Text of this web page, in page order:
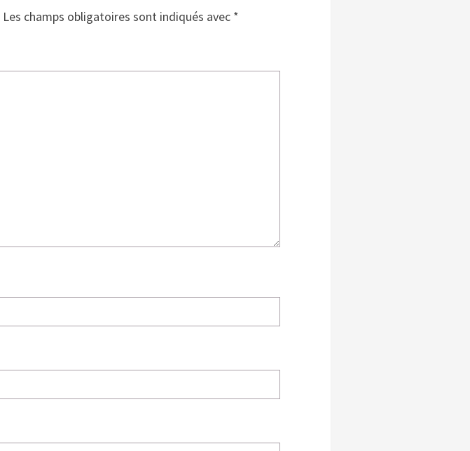
Les champs obligatoires sont indiqués avec *